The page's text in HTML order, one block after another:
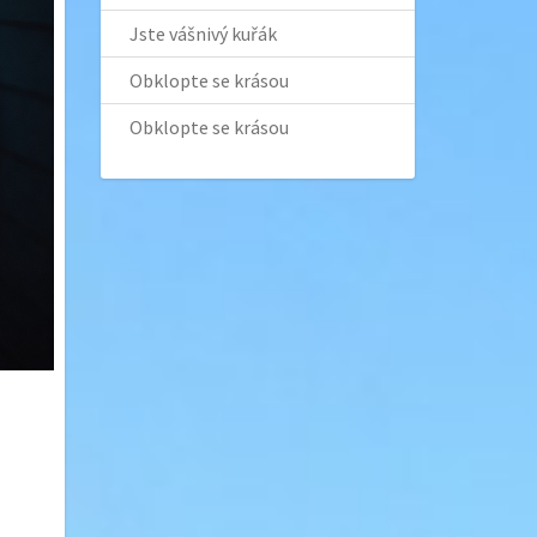
Jste vášnivý kuřák
Obklopte se krásou
Obklopte se krásou